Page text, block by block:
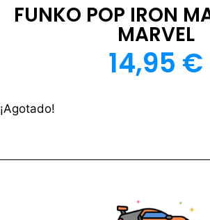
FUNKO POP IRON
MARVEL
14,95 €
¡Agotado!